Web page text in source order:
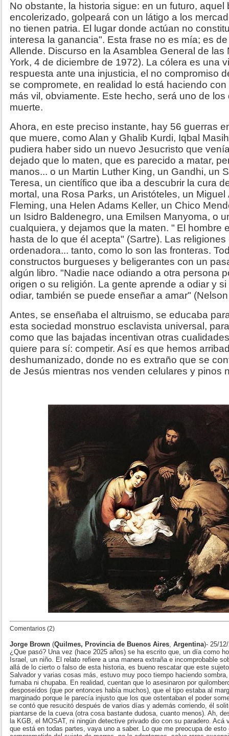
No obstante, la historia sigue: en un futuro, aquel
encolerizado, golpeará con un látigo a los
no tienen patria. El lugar donde actúan no
interesa la ganancia". Esta frase no es mía; es
Allende. Discurso en la Asamblea General de
York, 4 de diciembre de 1972). La cólera es una
respuesta ante una injusticia, el no compromiso
se compromete, en realidad lo está haciendo
más vil, obviamente. Este hecho, será uno de
muerte.
Ahora, en este preciso instante, hay 56 guerras
que muere, como Alan y Ghalib Kurdi, Iqbal
pudiera haber sido un nuevo Jesucristo que
dejado que lo maten, que es parecido a matar,
manos... o un Martin Luther King, un Gandhi, un
Teresa, un científico que iba a descubrir la cura
mortal, una Rosa Parks, un Aristóteles, un
Fleming, una Helen Adams Keller, un Chico
un Isidro Baldenegro, una Emilsen Manyoma, o
cualquiera, y dejamos que la maten. " El hombre
hasta de lo que él acepta" (Sartre). Las
ordenadora... tanto, como lo son las fronteras.
constructos burgueses y beligerantes con un
algún libro. "Nadie nace odiando a otra persona
origen o su religión. La gente aprende a odiar y
odiar, también se puede enseñar a amar"
Antes, se enseñaba el altruismo, se educaba
esta sociedad monstruo esclavista universal, p
como que las bajadas incentivan otras
quiere para sí: competir. Así es que hemos
deshumanizado, donde no es extraño que se
de Jesús mientras nos venden celulares y pinos
Comentarios (2)
Jorge Brown (Quilmes, Provincia de Buenos Aires, Argentina)- 25/
¿Que pasó? Una vez (hace 2025 años) se ha escrito que, un día como
Israel, un niño. El relato refiere a una manera extraña e incomprobable
allá de lo cierto o falso de esta historia, es bueno rescatar que este
Salvador y varias cosas más, estuvo muy poco tiempo haciendo
fumaba ni chupaba. En realidad, cuentan que lo asesinaron por
desposeídos (que por entonces había muchos), que el tipo estaba al
marginado porque le parecía injusto que los que ostentaban el poder
se contó que resucitó después de varios días y además corriendo, él
piantarse de la cueva (otra cosa bastante dudosa, cuanto menos). Ah,
la KGB, el MOSAT, ni ningún detective privado dio con su paradero. Acá
que está en todas partes, vaya uno a saber. Lo que me preocupa de